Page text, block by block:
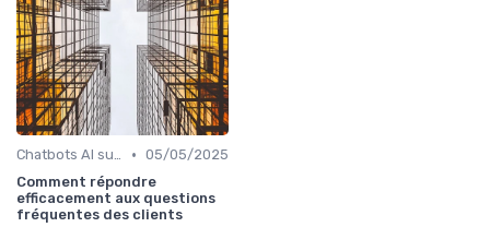
Chatbots AI support client • 05/05/2025
Comment répondre
efficacement aux questions
fréquentes des clients